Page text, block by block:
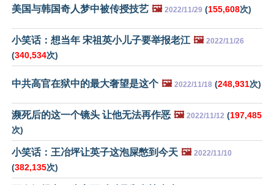
美国与韩国奇人梦中被传授技艺 🖼️ 2022/11/29 (155,608次)
小笑话：想当年 宋祖英小儿子要举报老江 🖼️ 2022/11/26
(340,534次)
中共高官在狱中的最大奢望是这个 🖼️ 2022/11/18 (248,931次)
濒死后的这一个镜头 让他无法再作恶 🖼️ 2022/11/12 (197,485
次)
小笑话：王冶坪让英子这泡屎憋到今天 🖼️ 2022/11/10
(382,135次)